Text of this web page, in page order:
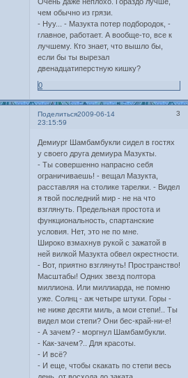
чем обычно из грязи.
- Нуу... - Мазукта потер подбородок, -
главное, работает. А вообще-то, все к
лучшему. Кто знает, что вышло бы,
если бы ты вырезал
двенадцатиперстную кишку?
0
Поделиться 3
2009-06-14
23:15:59
Демиург Шамбамбукли сидел в гостях
у своего друга демиура Мазукты.
- Ты совершенно напрасно себя
ограничиваешь! - вещал Мазукта,
расставляя на столике тарелки. - Видел
я твой последний мир - не на что
взглянуть. Предельная простота и
функциональность, спартанские
условия. Нет, это не по мне.
Широко взмахнув рукой с зажатой в
ней вилкой Мазукта обвел окрестности.
- Вот, приятно взглянуть! Пространство!
Масштабы! Одних звезд полтора
миллиона. Или миллиарда, не помню
уже. Солнц - аж четыре штуки. Горы -
не ниже десяти миль, а мои степи!.. Ты
видел мои степи? Они бес-край-ни-е!
- А зачем? - моргнул Шамбамбукли.
- Как-зачем?.. Для красоты.
- И всё?
- И еще, чтобы скакать по степи весь